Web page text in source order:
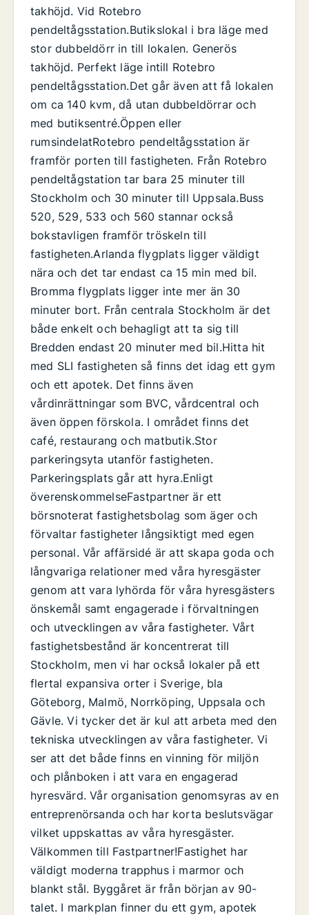
takhöjd. Vid Rotebro
pendeltågsstation.Butikslokal i bra läge med
stor dubbeldörr in till lokalen. Generös
takhöjd. Perfekt läge intill Rotebro
pendeltågsstation.Det går även att få lokalen
om ca 140 kvm, då utan dubbeldörrar och
med butiksentré.Öppen eller
rumsindelatRotebro pendeltågsstation är
framför porten till fastigheten. Från Rotebro
pendeltågstation tar bara 25 minuter till
Stockholm och 30 minuter till Uppsala.Buss
520, 529, 533 och 560 stannar också
bokstavligen framför tröskeln till
fastigheten.Arlanda flygplats ligger väldigt
nära och det tar endast ca 15 min med bil.
Bromma flygplats ligger inte mer än 30
minuter bort. Från centrala Stockholm är det
både enkelt och behagligt att ta sig till
Bredden endast 20 minuter med bil.Hitta hit
med SLI fastigheten så finns det idag ett gym
och ett apotek. Det finns även
vårdinrättningar som BVC, vårdcentral och
även öppen förskola. I området finns det
café, restaurang och matbutik.Stor
parkeringsyta utanför fastigheten.
Parkeringsplats går att hyra.Enligt
överenskommelseFastpartner är ett
börsnoterat fastighetsbolag som äger och
förvaltar fastigheter långsiktigt med egen
personal. Vår affärsidé är att skapa goda och
långvariga relationer med våra hyresgäster
genom att vara lyhörda för våra hyresgästers
önskemål samt engagerade i förvaltningen
och utvecklingen av våra fastigheter. Vårt
fastighetsbestånd är koncentrerat till
Stockholm, men vi har också lokaler på ett
flertal expansiva orter i Sverige, bla
Göteborg, Malmö, Norrköping, Uppsala och
Gävle. Vi tycker det är kul att arbeta med den
tekniska utvecklingen av våra fastigheter. Vi
ser att det både finns en vinning för miljön
och plånboken i att vara en engagerad
hyresvärd. Vår organisation genomsyras av en
entreprenörsanda och har korta beslutsvägar
vilket uppskattas av våra hyresgäster.
Välkommen till Fastpartner!Fastighet har
väldigt moderna trapphus i marmor och
blankt stål. Byggåret är från början av 90-
talet. I markplan finner du ett gym, apotek